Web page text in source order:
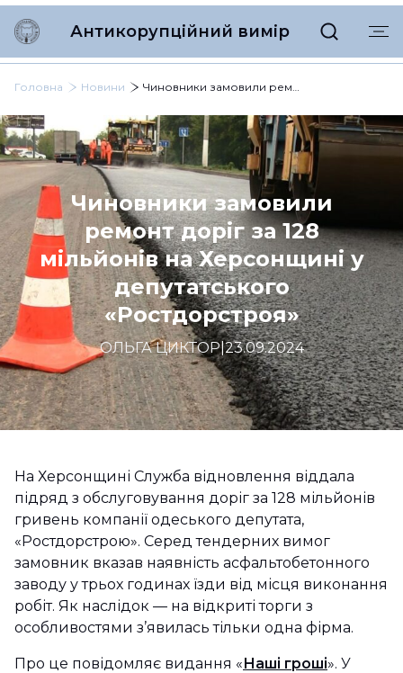
Антикорупційний вимір
Головна Новини Чиновники замовили ремонт доріг за 128 мільйонів на Херсонщині у депутатського «Ростдорстроя»
Чиновники замовили
ремонт доріг за 128
мільйонів на Херсонщині у
депутатського
«Ростдорстроя»
ОЛЬГА ЦИКТОР|23.09.2024
На Херсонщині Служба відновлення віддала
підряд з обслуговування доріг за 128 мільйонів
гривень компанії одеського депутата,
«Ростдорстрою». Серед тендерних вимог
замовник вказав наявність асфальтобетонного
заводу у трьох годинах їзди від місця виконання
робіт. Як наслідок — на відкриті торги з
особливостями з’явилась тільки одна фірма.
Про це повідомляє видання «Наші гроші». У